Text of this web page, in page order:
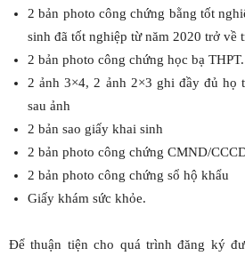
2 bản photo công chứng bằng tốt
sinh đã tốt nghiệp từ năm 2020 trở về
2 bản photo công chứng học bạ THPT.
2 ảnh 3×4, 2 ảnh 2×3 ghi đầy đủ họ
sau ảnh
2 bản sao giấy khai sinh
2 bản photo công chứng CMND/
2 bản photo công chứng sổ hộ khẩu
Giấy khám sức khỏe.
Để thuận tiện cho quá trình đăng ký